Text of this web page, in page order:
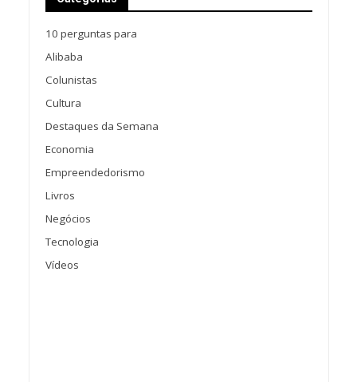
10 perguntas para
Alibaba
Colunistas
Cultura
Destaques da Semana
Economia
Empreendedorismo
Livros
Negócios
Tecnologia
Vídeos